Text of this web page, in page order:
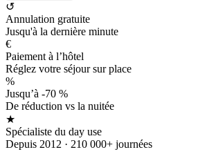
↺
Annulation gratuite
Jusqu'à la dernière minute
€
Paiement à l’hôtel
Réglez votre séjour sur place
%
Jusqu’à -70 %
De réduction vs la nuitée
★
Spécialiste du day use
Depuis 2012 · 210 000+ journées